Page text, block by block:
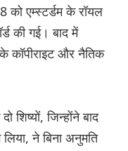
एम्स्टर्डम के रॉयल
की गई। बाद में
कॉपीराइट और नैतिक
शिष्यों, जिन्होंने बाद
लिया, ने बिना अनुमति